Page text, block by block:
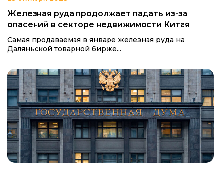
Железная руда продолжает падать из-за
опасений в секторе недвижимости Китая
Самая продаваемая в январе железная руда на
Даляньской товарной бирже...